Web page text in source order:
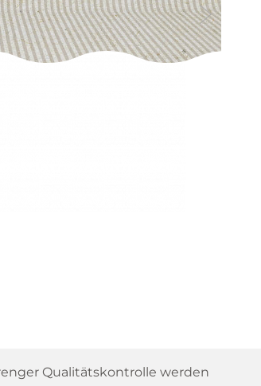
Qualitätskontrolle werden